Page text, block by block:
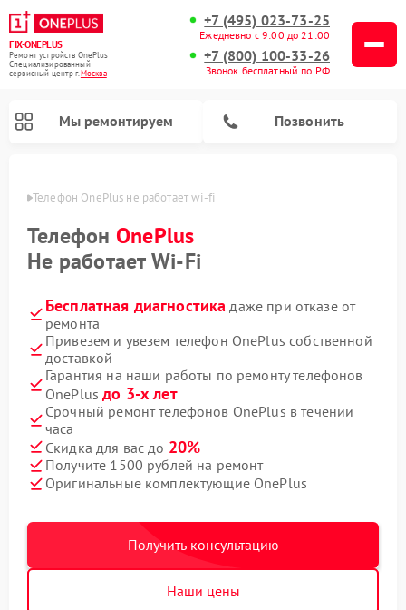
FIX-ONEPLUS
Ремонт устройств OnePlus
Специализированный
cервисный центр г.Москва
+7 (495) 023-73-25
Ежедневно с 9:00 до 21:00
+7 (800) 100-33-26
Звонок бесплатный по РФ
Мы ремонтируем Позвонить
Телефон OnePlus не работает wi-fi
Телефон OnePlus
Не работает Wi-Fi
Бесплатная диагностика даже при отказе от
ремонта
Привезем и увезем телефон OnePlus собственной
доставкой
Гарантия на наши работы по ремонту телефонов
OnePlusдо 3-х лет
Срочный ремонт телефонов OnePlus в течении
часа
Скидка для вас до 20%
Получите 1500 рублей на ремонт
Оригинальные комплектующие OnePlus
Получить консультацию
Наши цены